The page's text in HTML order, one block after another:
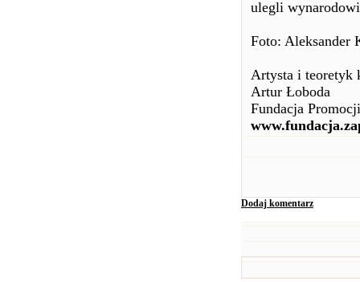
ulegli
Foto: Aleksander
Artysta i teoretyk
Artur Łoboda
Fundacja
Dodaj komentarz